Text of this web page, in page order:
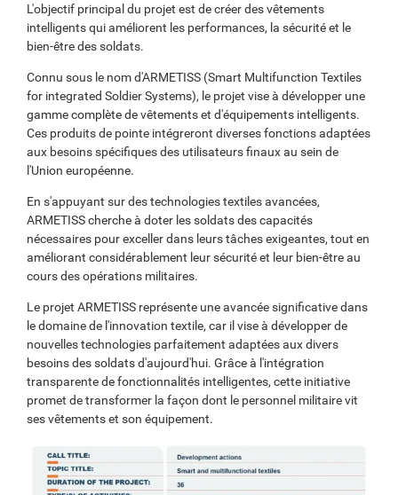
L'objectif principal du projet est de créer des vêtements
intelligents qui améliorent les performances, la sécurité et le
bien-être des soldats.
Connu sous le nom d'ARMETISS (Smart Multifunction Textiles
for integrated Soldier Systems), le projet vise à développer une
gamme complète de vêtements et d'équipements intelligents.
Ces produits de pointe intégreront diverses fonctions adaptées
aux besoins spécifiques des utilisateurs finaux au sein de
l'Union européenne.
En s'appuyant sur des technologies textiles avancées,
ARMETISS cherche à doter les soldats des capacités
nécessaires pour exceller dans leurs tâches exigeantes, tout en
améliorant considérablement leur sécurité et leur bien-être au
cours des opérations militaires.
Le projet ARMETISS représente une avancée significative dans
le domaine de l'innovation textile, car il vise à développer de
nouvelles technologies parfaitement adaptées aux divers
besoins des soldats d'aujourd'hui. Grâce à l'intégration
transparente de fonctionnalités intelligentes, cette initiative
promet de transformer la façon dont le personnel militaire vit
ses vêtements et son équipement.